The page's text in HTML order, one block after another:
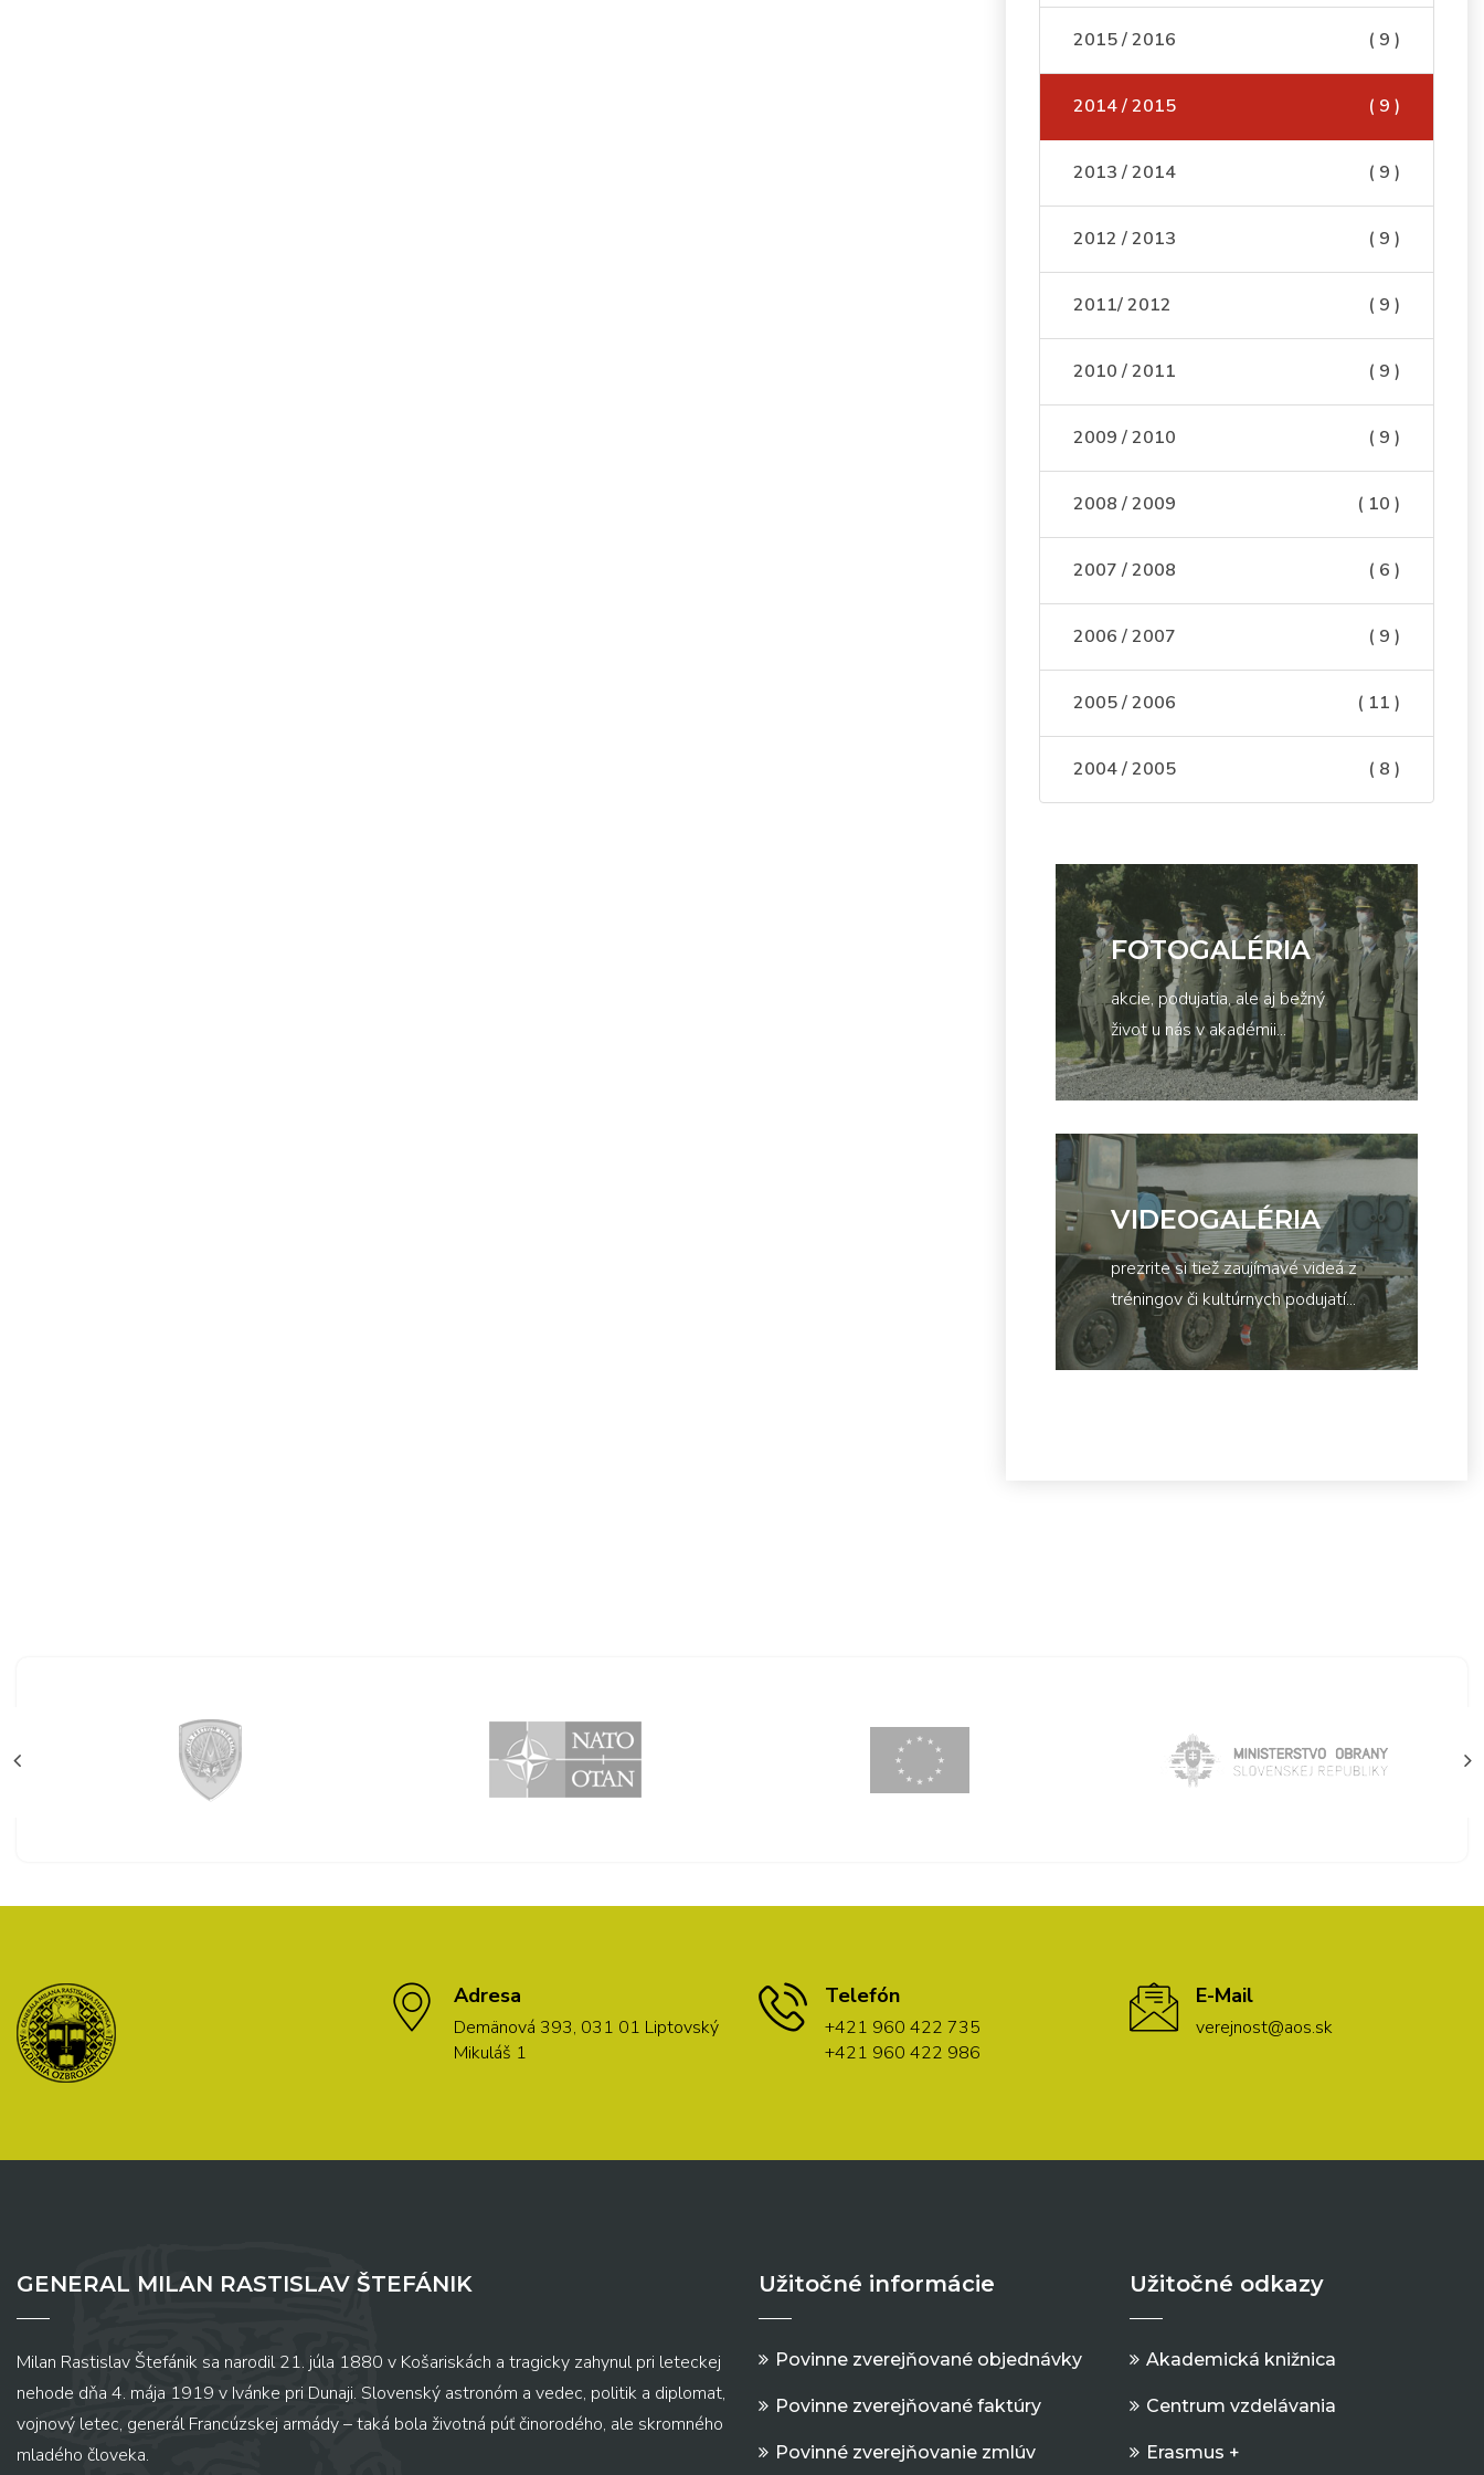
2015 / 2016 ( 9 )
2014 / 2015 ( 9 )
2013 / 2014 ( 9 )
2012 / 2013 ( 9 )
2011/ 2012 ( 9 )
2010 / 2011 ( 9 )
2009 / 2010 ( 9 )
2008 / 2009 ( 10 )
2007 / 2008 ( 6 )
2006 / 2007 ( 9 )
2005 / 2006 ( 11 )
2004 / 2005 ( 8 )
FOTOGALÉRIA
akcie, podujatia, ale aj bežný
život u nás v akadémii...
VIDEOGALÉRIA
prezrite si tiež zaujímavé videá z
tréningov či kultúrnych podujatí...
Adresa
Demänová 393, 031 01 Liptovský
Mikuláš 1
Telefón
+421 960 422 735
+421 960 422 986
E-Mail
verejnost@aos.sk
GENERAL MILAN RASTISLAV ŠTEFÁNIK
Milan Rastislav Štefánik sa narodil 21. júla 1880 v Košariskách a tragicky zahynul pri leteckej
nehode dňa 4. mája 1919 v Ivánke pri Dunaji. Slovenský astronóm a vedec, politik a diplomat,
vojnový letec, generál Francúzskej armády – taká bola životná púť činorodého, ale skromného
mladého človeka.
Užitočné informácie
Povinne zverejňované objednávky
Povinne zverejňované faktúry
Povinné zverejňovanie zmlúv
Užitočné odkazy
Akademická knižnica
Centrum vzdelávania
Erasmus +